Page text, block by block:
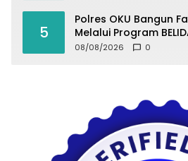
5
Polres OKU Bangun
Melalui Program
08/08/2026 0